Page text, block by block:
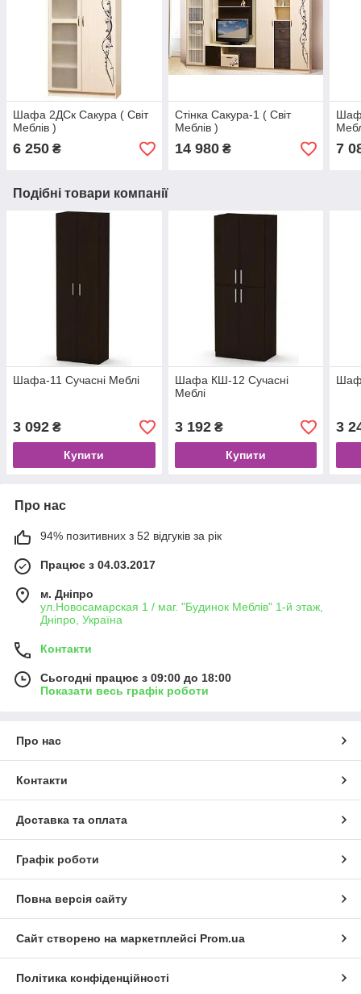
Шафа 2ДСк Сакура ( Світ
Меблів )
6 250 ₴
Стінка Сакура-1 ( Світ
Меблів )
14 980₴ 7
Подібні товари компанії
Шафа-11 Сучасні Меблі
3 092 ₴
Купити
Шафа КШ-12 Сучасні
Меблі
3 192₴
Купити
3
Про нас
94% позитивних з 52 відгуків за рік
Працює з 04.03.2017
м. Дніпро
ул.Новосамарская 1 / маг. "Будинок Меблiв" 1-й этаж,
Дніпро, Україна
Контакти
Сьогодні працює з 09:00 до 18:00
Показати весь графік роботи
Про нас
Контакти
Доставка та оплата
Графік роботи
Повна версія сайту
Сайт створено на маркетплейсі Prom.ua
Політика конфіденційності